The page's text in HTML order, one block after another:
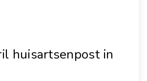
huisartsenpost in